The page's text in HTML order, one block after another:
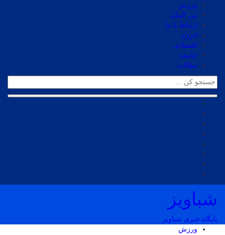
ورزش
بین الملل
ارتباط با ما
انرژی
اقتصادی
جامعه
مقالات
شباویز
پایگاه خبری شباویز
ورزش